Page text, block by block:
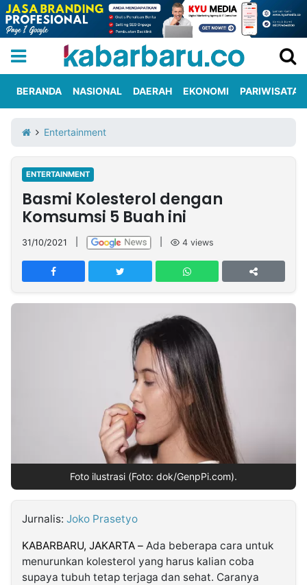
Iklan
Berita
Kami
Nasional
International
Olahraga
Entertainment
Daerah
Pariwisata
Kuliner
Kolom
Network
PT
TREETAN
MULTIMEDIA
Kabarbaru
BERANDA NASIONAL DAERAH EKONOMI PARIWISATA
Entertainment
ENTERTAINMENT
Basmi Kolesterol dengan
Komsumsi 5 Buah ini
31/10/2021 4 views
Foto ilustrasi (Foto: dok/GenpPi.com).
Jurnalis: Joko Prasetyo
KABARBARU, JAKARTA – Ada beberapa cara untuk
menurunkan kolesterol yang harus kalian coba
supaya tubuh tetap terjaga dan sehat. Caranya